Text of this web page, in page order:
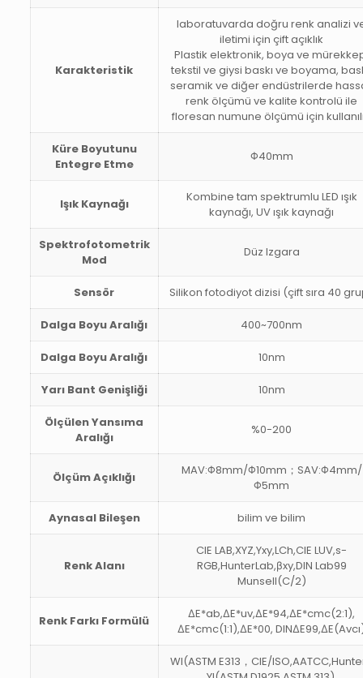
Karakteristik
laboratuvarda doğru renk analizi
iletimi için çift açıklık
Plastik elektronik, boya ve
tekstil ve giysi baskı ve boyama,
seramik ve diğer endüstrilerde
renk ölçümü ve kalite kontrolü ile
floresan numune ölçümü için
Küre Boyutunu
Entegre Etme
Φ40mm
Işık Kaynağı
Kombine tam spektrumlu LED ışık
kaynağı, UV ışık kaynağı
Spektrofotometrik
Mod
Düz Izgara
Sensör Silikon fotodiyot dizisi (çift sıra 40
Dalga Boyu Aralığı 400~700nm
Dalga Boyu Aralığı 10nm
Yarı Bant Genişliği 10nm
Ölçülen Yansıma
Aralığı
%0-200
Ölçüm Açıklığı
MAV:Φ8mm/Φ10mm；SAV:Φ4mm/
Φ5mm
Aynasal Bileşen bilim ve bilim
Renk Alanı
CIE LAB,XYZ,Yxy,LCh,CIE LUV,s-
RGB,HunterLab,βxy,DIN Lab99
Munsell(C/2)
Renk Farkı Formülü
ΔE*ab,ΔE*uv,ΔE*94,ΔE*cmc(2:1),
ΔE*cmc(1:1),ΔE*00,
WI(ASTM E313，CIE/